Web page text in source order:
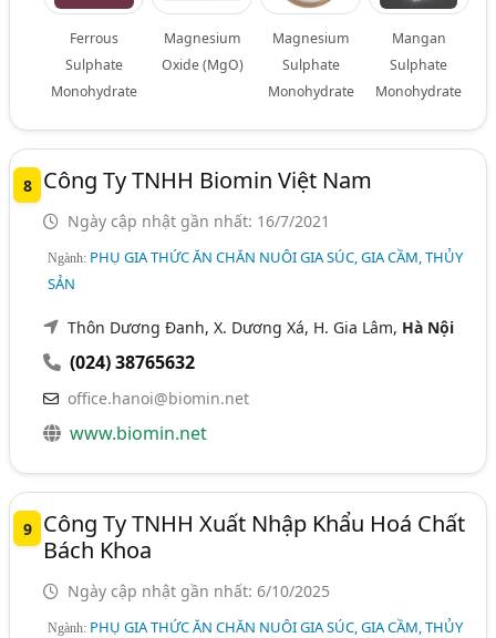
Ferrous
Sulphate
Monohydrate
Magnesium
Oxide (MgO)
Magnesium
Sulphate
Monohydrate
Mangan
Sulphate
Monohydrate
8 Công Ty TNHH Biomin Việt Nam
Ngày cập nhật gần nhất: 16/7/2021
Ngành: PHỤ GIA THỨC ĂN CHĂN NUÔI GIA SÚC, GIA CẦM, THỦY
SẢN
Thôn Dương Đanh, X. Dương Xá, H. Gia Lâm, Hà Nội
(024) 38765632
office.hanoi@biomin.net
www.biomin.net
9
Công Ty TNHH Xuất Nhập Khẩu Hoá Chất
Bách Khoa
Ngày cập nhật gần nhất: 6/10/2025
Ngành: PHỤ GIA THỨC ĂN CHĂN NUÔI GIA SÚC, GIA CẦM, THỦY